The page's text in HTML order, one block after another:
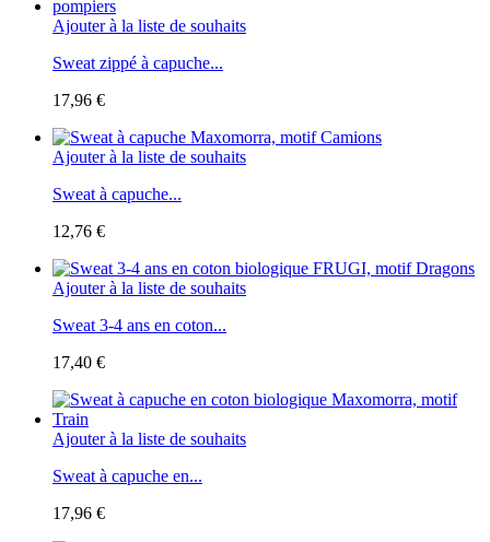
Ajouter à la liste de souhaits
Sweat zippé à capuche...
17,96 €
Ajouter à la liste de souhaits
Sweat à capuche...
12,76 €
Ajouter à la liste de souhaits
Sweat 3-4 ans en coton...
17,40 €
Ajouter à la liste de souhaits
Sweat à capuche en...
17,96 €